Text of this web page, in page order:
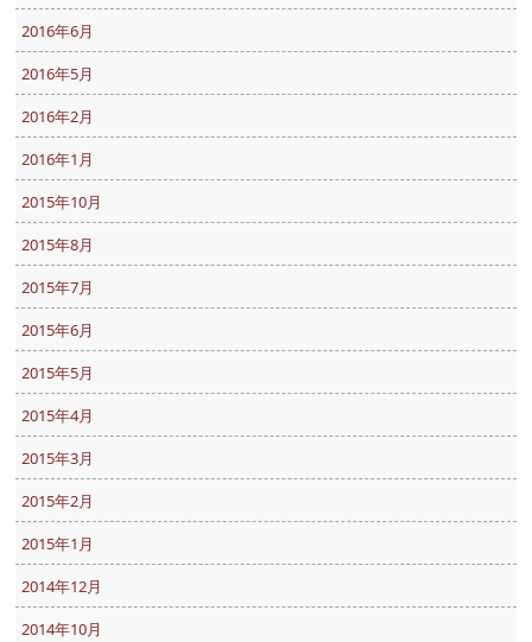
2016年6月
2016年5月
2016年2月
2016年1月
2015年10月
2015年8月
2015年7月
2015年6月
2015年5月
2015年4月
2015年3月
2015年2月
2015年1月
2014年12月
2014年10月